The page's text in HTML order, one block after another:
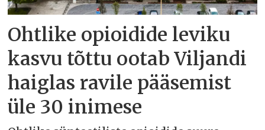
Ohtlike opioidide leviku
kasvu tõttu ootab Viljandi
haiglas ravile pääsemist
üle 30 inimese